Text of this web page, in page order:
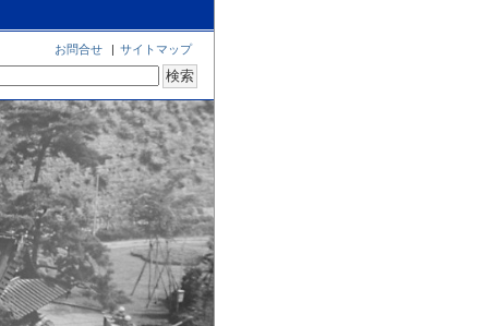
お問合せ | サイトマップ